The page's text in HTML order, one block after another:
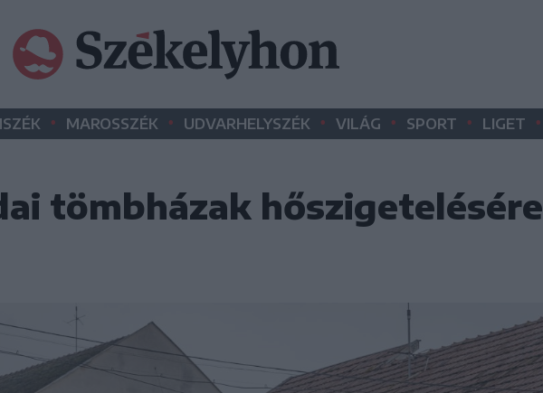
• MAROSSZÉK • UDVARHELYSZÉK • VILÁG • SPORT • LIGET •
tömbházak hőszigetelésére